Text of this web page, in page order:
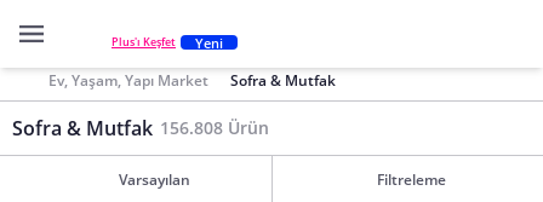
Plus'ı Keşfet Yeni
Ev, Yaşam, Yapı Market Sofra & Mutfak
Sofra & Mutfak 156.808 Ürün
Varsayılan Filtreleme